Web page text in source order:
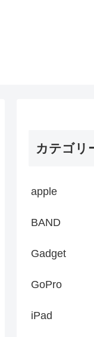
カテゴリ
apple
BAND
Gadget
GoPro
iPad